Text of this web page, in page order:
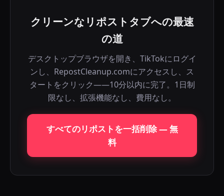
クリーンなリポストタブへの最速
の道
デスクトップブラウザを開き、TikTokにログイ
ンし、RepostCleanup.comにアクセスし、ス
タートをクリック——10分以内に完了。1日制
限なし、拡張機能なし、費用なし。
すべてのリポストを一括削除 — 無
料